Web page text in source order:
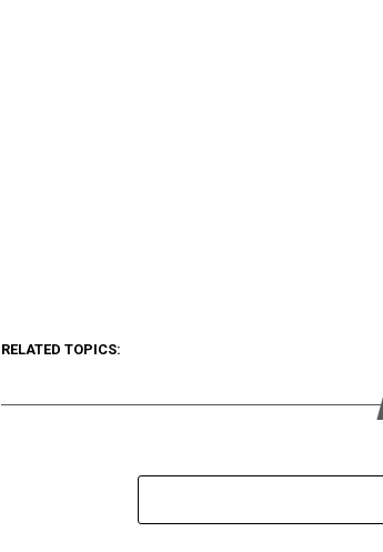
RELATED TOPICS: